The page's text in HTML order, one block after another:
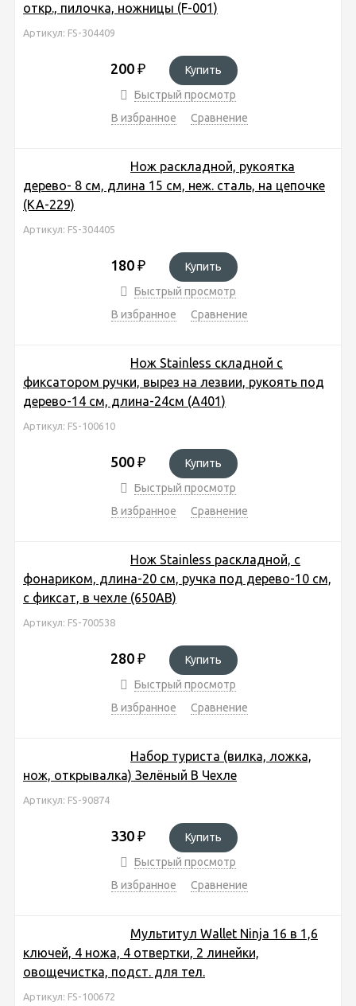
откр., пилочка, ножницы (F-001)
Артикул: FS-304409
200 ₽
Купить
Быстрый просмотр
В избранное
Сравнение
Нож раскладной, рукоятка
дерево- 8 см, длина 15 см, неж. сталь, на цепочке
(KA-229)
Артикул: FS-304405
180 ₽
Купить
Быстрый просмотр
В избранное
Сравнение
Нож Stainless складной с
фиксатором ручки, вырез на лезвии, рукоять под
дерево-14 см, длина-24см (А401)
Артикул: FS-100610
500 ₽
Купить
Быстрый просмотр
В избранное
Сравнение
Нож Stainless раскладной, c
фонариком, длина-20 см, ручка под дерево-10 см,
с фиксат, в чехле (650АВ)
Артикул: FS-700538
280 ₽
Купить
Быстрый просмотр
В избранное
Сравнение
Набор туриста (вилка, ложка,
нож, открывалка) Зелёный В Чехле
Артикул: FS-90874
330 ₽
Купить
Быстрый просмотр
В избранное
Сравнение
Мультитул Wallet Ninja 16 в 1,6
ключей, 4 ножа, 4 отвертки, 2 линейки,
овощечистка, подст. для тел.
Артикул: FS-100672